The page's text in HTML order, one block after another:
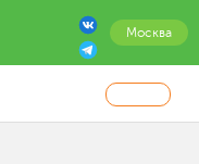
Москва